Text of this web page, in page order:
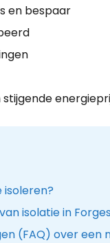
en bespaar
isolatie in
(FAQ) over een